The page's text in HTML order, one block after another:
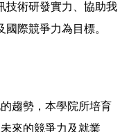
技術研發實力、協助我
際競爭力為目標。
趨勢，本學院所培育
來的競爭力及就業